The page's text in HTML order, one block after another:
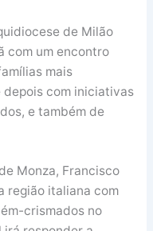
de Milão
com um encontro
mais
com iniciativas
e também de
Monza, Francisco
região italiana com
crismados no